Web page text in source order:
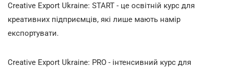
Creative Export Ukraine: START - це освітній курс для
креативних підприємців, які лише мають намір
експортувати.
Creative Export Ukraine: PRO - інтенсивний курс для